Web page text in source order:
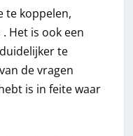
te koppelen,
Het is ook een
te
de vragen
is in feite waar